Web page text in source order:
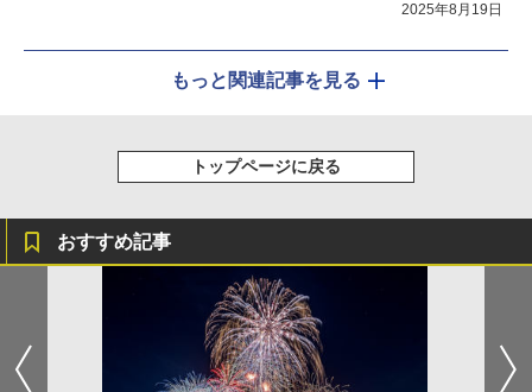
2025年8月19日
もっと関連記事を見る
トップページに戻る
おすすめ記事